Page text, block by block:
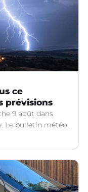
ce
prévisions
9 août dans
Le bulletin météo.